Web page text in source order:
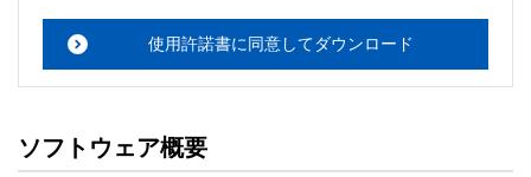
メーションセンターまでお願い
ルをお読み下さい。
ソフトウェアの保証範囲
・ソフトウェアのダウンロード・導入はお客様の責任にお
使用許諾書に同意してダウンロード
ソフトウェア概要